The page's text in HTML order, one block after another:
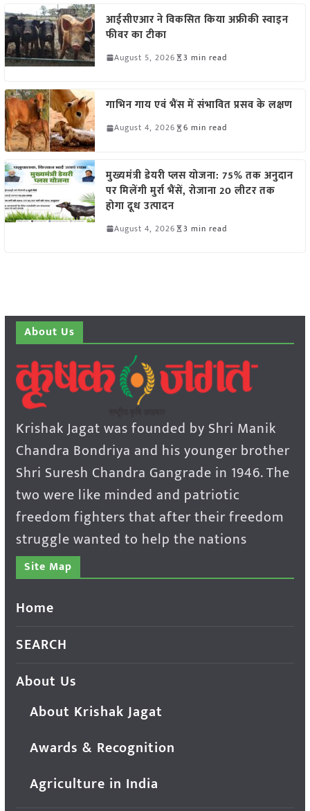
आईसीएआर ने विकसित किया अफ्रीकी स्वाइन
फीवर का टीका
August 5, 2026 3 min read
गाभिन गाय एवं भैंस में संभावित प्रसव के लक्षण
August 4, 2026 6 min read
मुख्यमंत्री डेयरी प्लस योजना: 75% तक अनुदान
पर मिलेंगी मुर्रा भैंसें, रोजाना 20 लीटर तक
होगा दूध उत्पादन
August 4, 2026 3 min read
About Us
Krishak Jagat was founded by Shri Manik
Chandra Bondriya and his younger brother
Shri Suresh Chandra Gangrade in 1946. The
two were like minded and patriotic
freedom fighters that after their freedom
struggle wanted to help the nations
Site Map
Home
SEARCH
About Us
About Krishak Jagat
Awards & Recognition
Agriculture in India